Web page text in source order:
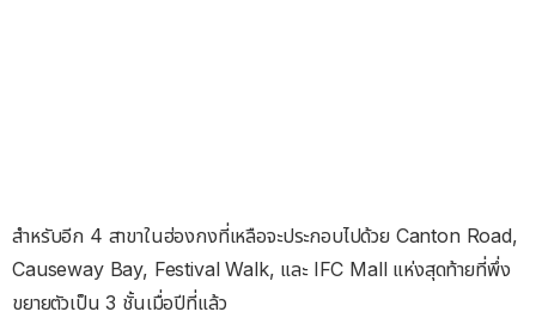
สำหรับอีก 4 สาขาในฮ่องกงที่เหลือจะประกอบไปด้วย Canton Road,
Causeway Bay, Festival Walk, และ IFC Mall แห่งสุดท้ายที่พึ่ง
ขยายตัวเป็น 3 ชั้นเมื่อปีที่แล้ว